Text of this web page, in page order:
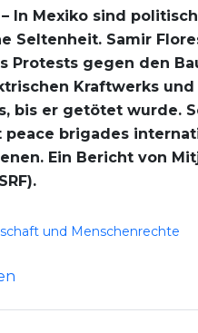
– In Mexiko sind
Seltenheit. Samir
Protests gegen den
Kraftwerks und
bis er getötet wurde.
brigades
Ein Bericht von
und Menschenrechte